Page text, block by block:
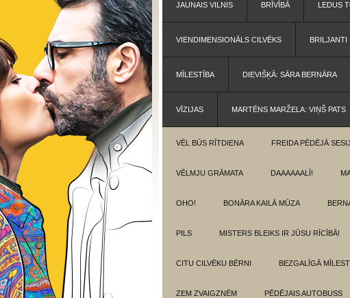
JAUNAIS VILNIS BRĪVĪBĀ LEDUS
VIENDIMENSIONĀLS CILVĒKS BRILJANTI
MĪLESTĪBA DIEVIŠĶĀ: SĀRA BERNĀRA
VĪZIJAS MARTĒNS MARŽELA: VIŅŠ PATS
VĒL BŪS RĪTDIENA FREIDA PĒDĒJĀ
VĒLMJU GRĀMATA DAAAAAALĪ!
OHO! BONĀRA KAILĀ MŪZA
PILS MISTERS BLEIKS IR JŪSU RĪCĪBĀ!
CITU CILVĒKU BĒRNI BEZGALĪGĀ
ZEM ZVAIGZNĒM PĒDĒJAIS AUTOBUSS